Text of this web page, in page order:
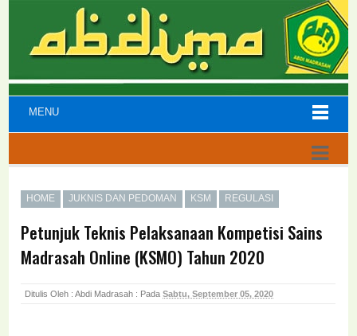
MENU
HOME JUKNIS DAN PEDOMAN KSM REGULASI
Petunjuk Teknis Pelaksanaan Kompetisi Sains
Madrasah Online (KSMO) Tahun 2020
Ditulis Oleh : Abdi Madrasah : PadaSabtu, September 05, 2020